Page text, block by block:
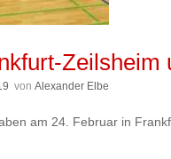
Zeilsheim
von Alexander Elbe
am 24. Februar in